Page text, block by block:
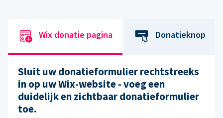
Wix donatie pagina Donatieknop
Sluit uw donatieformulier rechtstreeks
in op uw Wix-website - voeg een
duidelijk en zichtbaar donatieformulier
toe.